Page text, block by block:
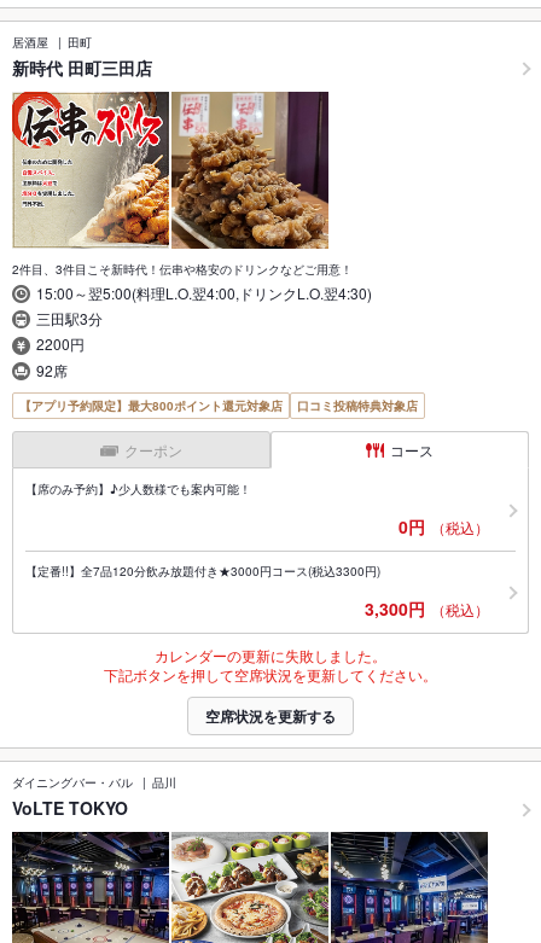
居酒屋 田町
新時代 田町三田店
2件目、3件目こそ新時代！伝串や格安のドリンクなどご用意！
15:00～翌5:00(料理L.O.翌4:00,ドリンクL.O.翌4:30)
三田駅3分
2200円
92席
【アプリ予約限定】最大800ポイント還元対象店 口コミ投稿特典対象店
クーポン コース
【席のみ予約】♪少人数様でも案内可能！
0円 （税込）
【定番!!】全7品120分飲み放題付き★3000円コース(税込3300円)
3,300円 （税込）
カレンダーの更新に失敗しました。
下記ボタンを押して空席状況を更新してください。
空席状況を更新する
ダイニングバー・バル 品川
VoLTE TOKYO